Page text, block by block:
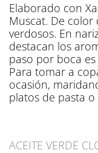
Elaborado con
Muscat. De
verdosos. En
destacan los
paso por boca
Para tomar a
ocasión,
platos de pasta o
ACEITE VERDE